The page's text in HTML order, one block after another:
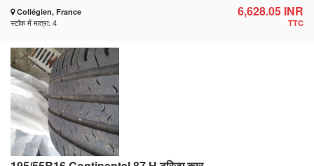
Collégien, France
स्टॉक में मात्रा: 4
6,628.05 INR
TTC